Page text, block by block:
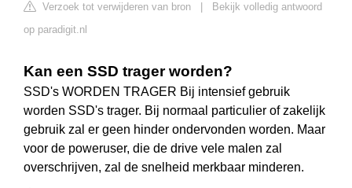
Verzoek tot verwijderen van bron
Bekijk volledig antwoord
op paradigit.nl
Kan een SSD trager worden?
SSD's WORDEN TRAGER Bij intensief gebruik
worden SSD's trager. Bij normaal particulier of zakelijk
gebruik zal er geen hinder ondervonden worden. Maar
voor de poweruser, die de drive vele malen zal
overschrijven, zal de snelheid merkbaar minderen.